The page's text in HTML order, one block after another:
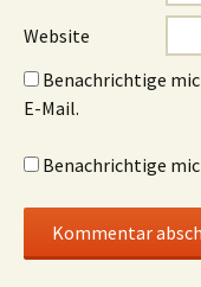
Website
Benachrichtige
E-Mail.
Benachrichtige